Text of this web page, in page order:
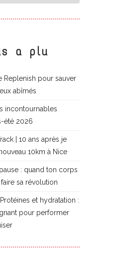
a plu
Replenish pour sauver
abîmés
incontournables
été 2026
| 10 ans après je
10km à Nice
: quand ton corps
sa révolution
et hydratation :
pour performer